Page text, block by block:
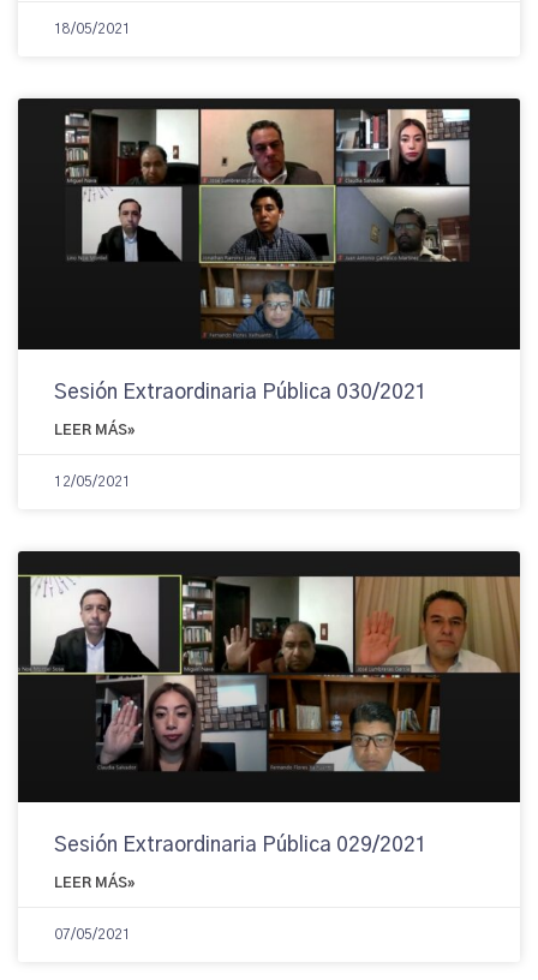
18/05/2021
Sesión Extraordinaria Pública 030/2021
LEER MÁS»
12/05/2021
Sesión Extraordinaria Pública 029/2021
LEER MÁS»
07/05/2021